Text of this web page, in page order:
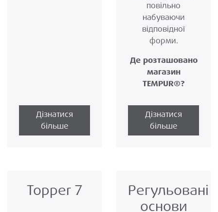
Дізнатися
більше
повільно
набуваючи
відповідної
форми.
Де розташовано
магазин
TEMPUR®?
Дізнатися
більше
Topper 7
Регульовані
основи